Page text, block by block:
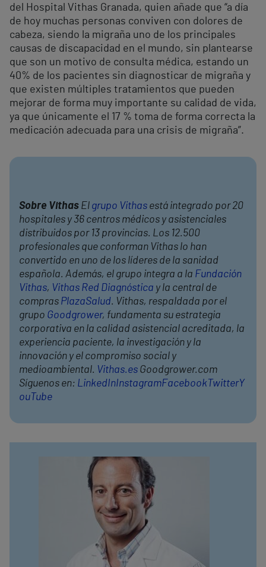
del Hospital Vithas Granada, quien añade que “a día
de hoy muchas personas conviven con dolores de
cabeza, siendo la migraña uno de los principales
causas de discapacidad en el mundo, sin plantearse
que son un motivo de consulta médica, estando un
40% de los pacientes sin diagnosticar de migraña y
que existen múltiples tratamientos que pueden
mejorar de forma muy importante su calidad de vida,
ya que únicamente el 17 % toma de forma correcta la
medicación adecuada para una crisis de migraña”.
Sobre Vithas El grupo Vithas está integrado por 20
hospitales y 36 centros médicos y asistenciales
distribuidos por 13 provincias. Los 12.500
profesionales que conforman Vithas lo han
convertido en uno de los líderes de la sanidad
española. Además, el grupo integra a la Fundación
Vithas, Vithas Red Diagnóstica y la central de
compras PlazaSalud. Vithas, respaldada por el
grupo Goodgrower, fundamenta su estrategia
corporativa en la calidad asistencial acreditada, la
experiencia paciente, la investigación y la
innovación y el compromiso social y
medioambiental. Vithas.es Goodgrower.com
Síguenos en: LinkedInInstagramFacebook TwitterY
ouTube